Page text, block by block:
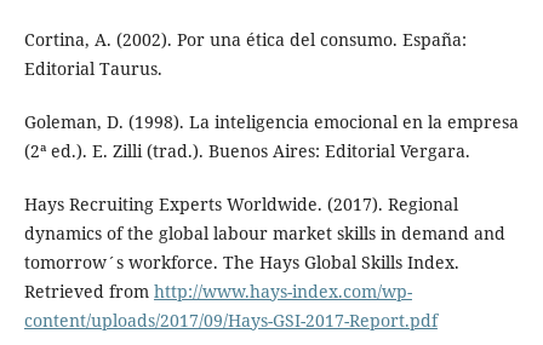
Cortina, A. (2002). Por una ética del consumo. España:
Editorial Taurus.
Goleman, D. (1998). La inteligencia emocional en la empresa
(2ª ed.). E. Zilli (trad.). Buenos Aires: Editorial Vergara.
Hays Recruiting Experts Worldwide. (2017). Regional
dynamics of the global labour market skills in demand and
tomorrow´s workforce. The Hays Global Skills Index.
Retrieved from http://www.hays-index.com/wp-
content/uploads/2017/09/Hays-GSI-2017-Report.pdf